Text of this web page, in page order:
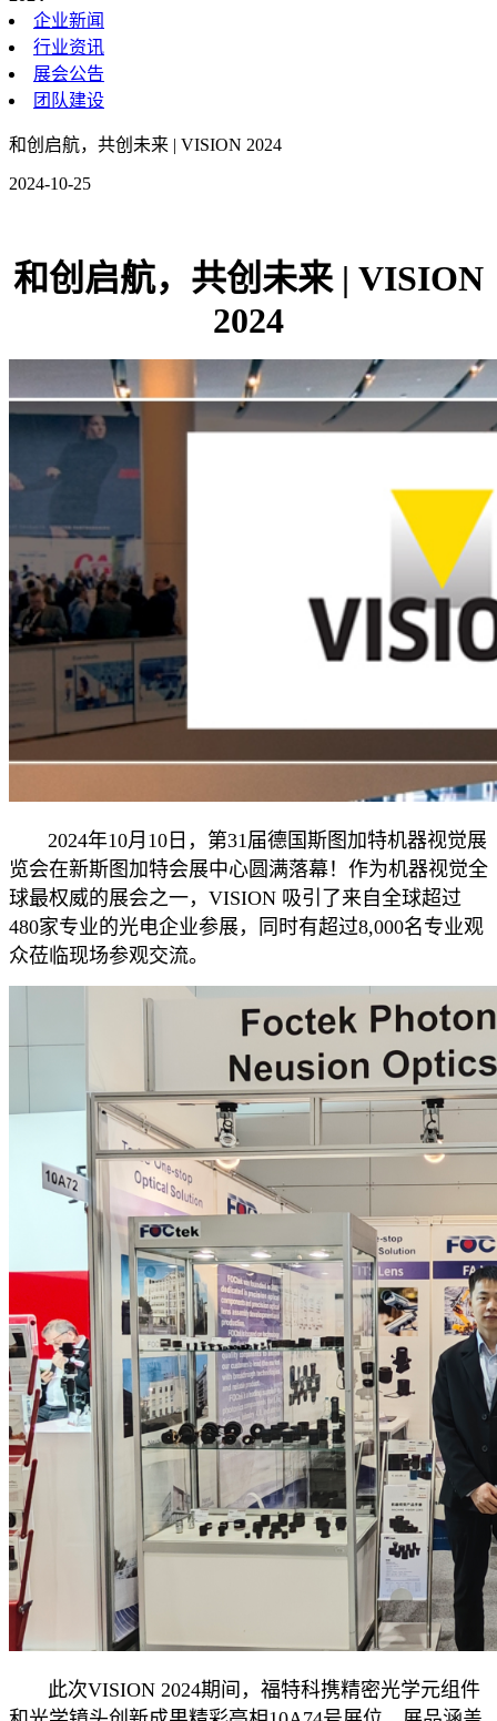
企业新闻
行业资讯
展会公告
团队建设
和创启航，共创未来 | VISION 2024
2024-10-25
和创启航，共创未来 | VISION
2024
2024年10月10日，第31届德国斯图加特机器视觉展
览会在新斯图加特会展中心圆满落幕！作为机器视觉全
球最权威的展会之一，VISION 吸引了来自全球超过
480家专业的光电企业参展，同时有超过8,000名专业观
众莅临现场参观交流。
此次VISION 2024期间，福特科携精密光学元组件